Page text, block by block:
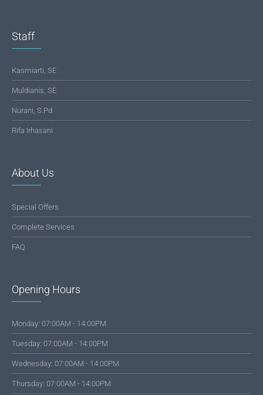
Staff
Kasmiarti, SE
Muldianis, SE
Nurani, S.Pd
Rifa Irhasani
About Us
Special Offers
Complete Services
FAQ
Opening Hours
Monday: 07:00AM - 14:00PM
Tuesday: 07:00AM - 14:00PM
Wednesday: 07:00AM - 14:00PM
Thursday: 07:00AM - 14:00PM